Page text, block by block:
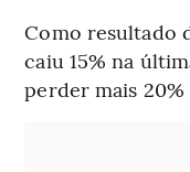
Como resultado
caiu 15% na
perder mais